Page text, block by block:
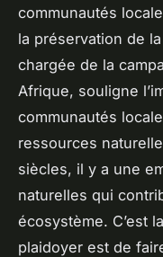
communautés
la préservation de
chargée de la
Afrique, souligne
communautés
ressources
siècles, il y a une
naturelles qui
écosystème. C’est
plaidoyer est de